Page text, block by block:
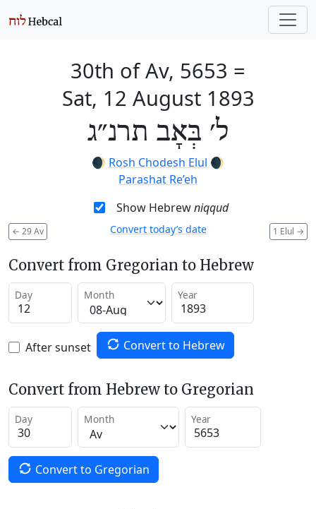
30th of Av, 5653 =
Sat, 12 August 1893
ל׳ בְּאָב תרנ״ג
🌒 Rosh Chodesh Elul 🌒
Parashat Re’eh
Show Hebrewniqqud
← 29 Av 1 Elul →
Convert today’s date
Convert from Gregorian to Hebrew
Day Month Year
After sunset Convert to Hebrew
Convert from Hebrew to Gregorian
Day Month Year
Convert to Gregorian